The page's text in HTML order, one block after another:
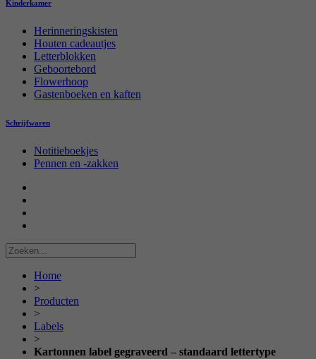
Kinderkamer
Herinneringskisten
Houten cadeautjes
Letterblokken
Geboortebord
Flowerhoop
Gastenboeken en kaften
Schrijfwaren
Notitieboekjes
Pennen en -zakken
Home
>
Producten
>
Labels
>
Kartonnen label gegraveerd – standaard lettertype